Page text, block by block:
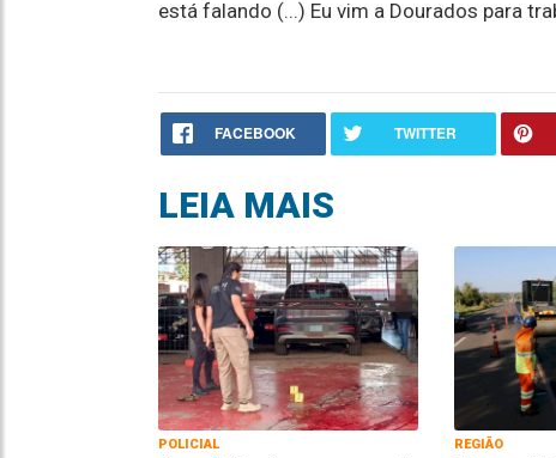
está falando (...) Eu vim a Dourados para
FACEBOOK TWITTER
LEIA MAIS
POLICIAL REGIÃO